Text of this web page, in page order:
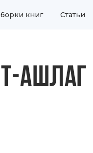
книг Статьи
АШЛАГ